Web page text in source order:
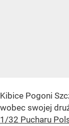
Kibice Pogoni
wobec swojej
1/32 Pucharu